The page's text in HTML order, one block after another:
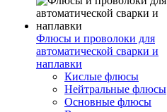
Флюсы и проволоки для
автоматической сварки и
наплавки
Кислые флюсы
Нейтральные флюсы
Основные флюсы